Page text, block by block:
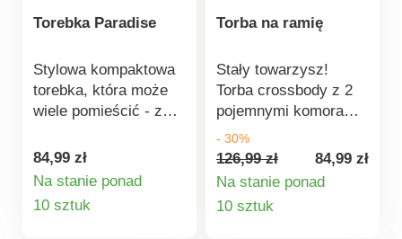
Torebka Paradise
Stylowa kompaktowa
torebka, która może
wiele pomieścić - z
odpornym na
przecięcia paskiem na
ramię, wzmocnionym
drutem. Trzy mniejsze
84,99 zł
Na stanie ponad
10 sztuk
Torba na ramię
Stały towarzysz!
Torba crossbody z 2
pojemnymi komorami
głównymi i 3
zewnętrznymi
kieszeniami
zapinanymi na zamek
błyskawiczny. Modny
- 30%
126,99 zł
84,99 zł
Na stanie ponad
10 sztuk